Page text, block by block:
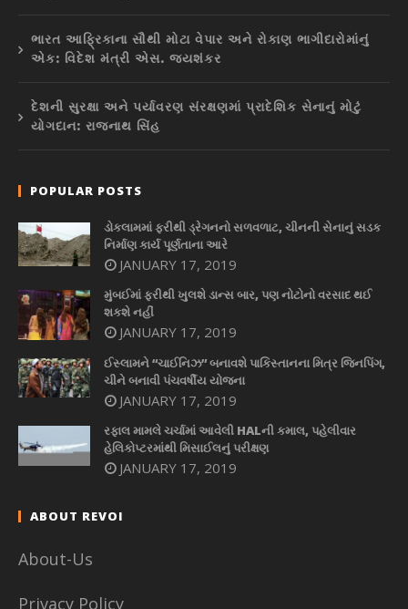
ભારત આફ્રિકાના સૌથી મોટા વેપાર અને રોકાણ ભાગીદારોમાંનું
એક: વિદેશ મંત્રી એસ. જયશંકર
દેશની સુરક્ષા અને પર્યાવરણ સંરક્ષણમાં પ્રાદેશિક સેનાનું મોટું
યોગદાન: રાજનાથ સિંહ
POPULAR POSTS
ડોકલામમાં ફરીથી ડ્રેગનનો સળવળાટ, ચીનની સેનાનું સડક
નિર્માણ કાર્ય પૂર્ણતાના આરે
JANUARY 17, 2019
મુંબઈમાં ફરીથી ખુલશે ડાન્સ બાર, પણ નોટોનો વરસાદ થઈ
શકશે નહીં
JANUARY 17, 2019
ઈસ્લામને “ચાઈનિઝ” બનાવશે પાકિસ્તાનના મિત્ર જિનપિંગ,
ચીને બનાવી પંચવર્ષીય યોજના
JANUARY 17, 2019
રફાલ મામલે ચર્ચામાં આવેલી HALની કમાલ, પહેલીવાર
હેલિકોપ્ટરમાંથી મિસાઈલનું પરીક્ષણ
JANUARY 17, 2019
ABOUT REVOI
About-Us
Privacy Policy